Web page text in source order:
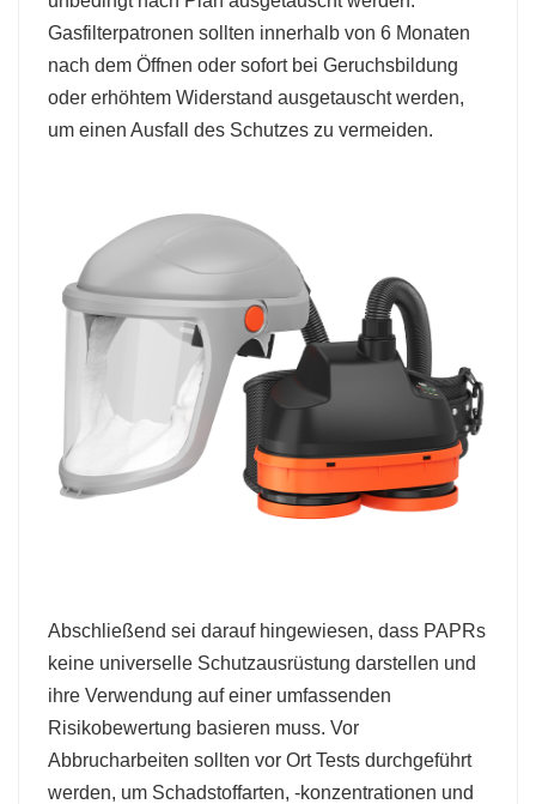
Gasfilterpatronen sollten innerhalb von 6 Monaten
nach dem Öffnen oder sofort bei Geruchsbildung
oder erhöhtem Widerstand ausgetauscht werden,
um einen Ausfall des Schutzes zu vermeiden.
Abschließend sei darauf hingewiesen, dass PAPRs
keine universelle Schutzausrüstung darstellen und
ihre Verwendung auf einer umfassenden
Risikobewertung basieren muss. Vor
Abbrucharbeiten sollten vor Ort Tests durchgeführt
werden, um Schadstoffarten, -konzentrationen und